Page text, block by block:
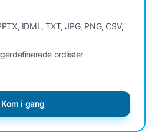
IDML, TXT, JPG, PNG, CSV,
ordlister
Kom i gang